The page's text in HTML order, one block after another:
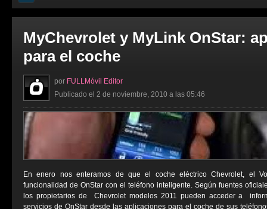
MyChevrolet y MyLink OnStar:
para el coche
por FULLMóvil Editor
Publicado el 2 de noviembre, 2010 a las 05:46
En enero nos enteramos de que el coche eléctrico Chevrolet, el
funcionalidad de OnStar con el teléfono inteligente. Según fuentes
los propietarios de Chevrolet modelos 2011 pueden acceder a
servicios de OnStar desde las aplicaciones para el coche de sus